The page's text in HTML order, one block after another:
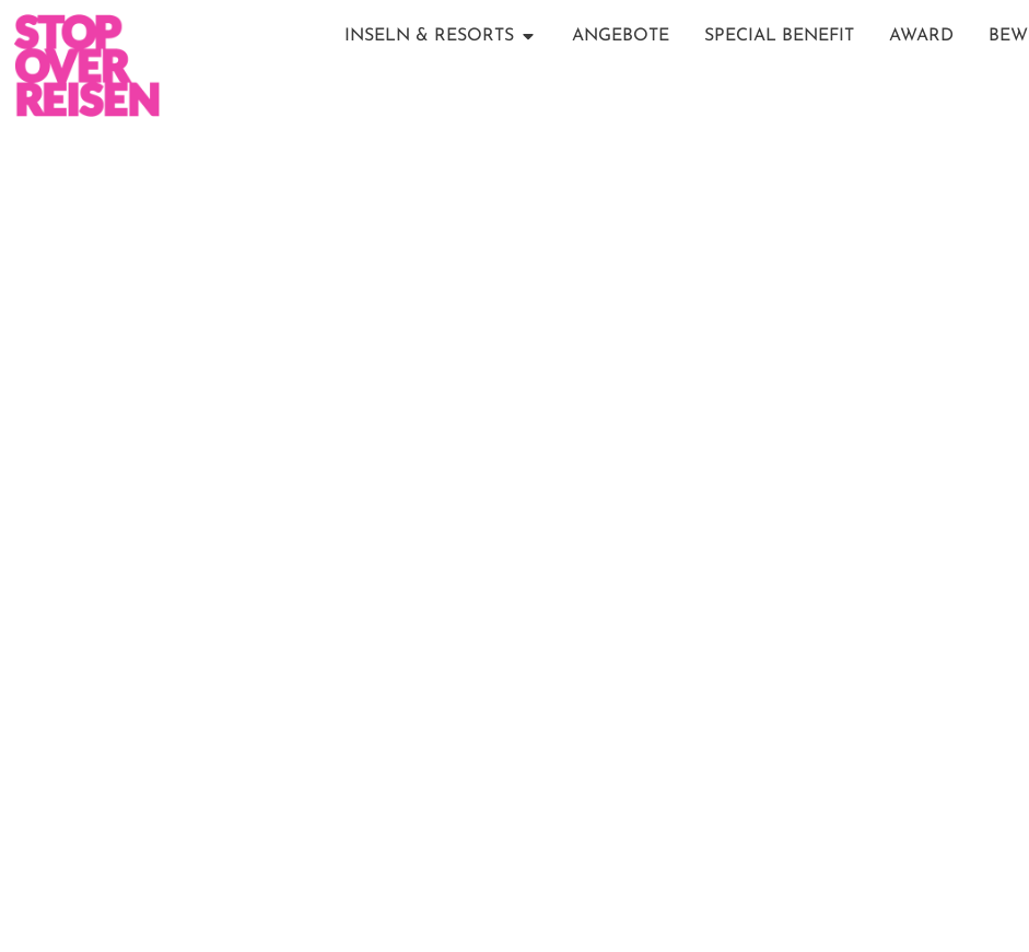
INSELN & RESORTS ANGEBOTE SPECIAL BENEFIT AWARD